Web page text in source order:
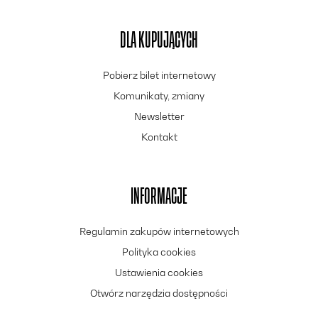
DLA KUPUJĄCYCH
Pobierz bilet internetowy
Komunikaty, zmiany
Newsletter
Kontakt
INFORMACJE
Regulamin zakupów internetowych
Polityka cookies
Ustawienia cookies
Otwórz narzędzia dostępności